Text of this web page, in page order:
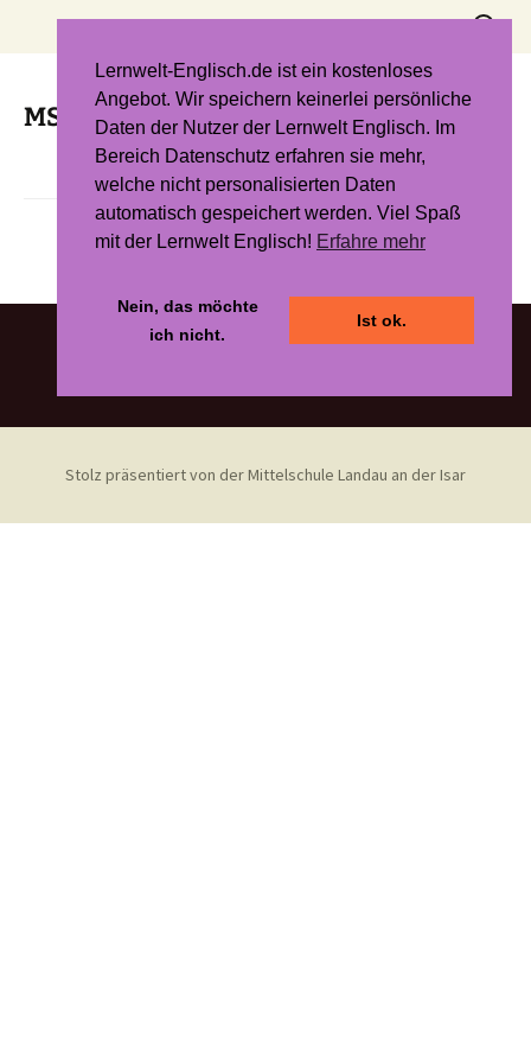
Suchen
MSL – Adventskalender 2025
Stolz präsentiert von der Mittelschule Landau an der Isar
Lernwelt-Englisch.de ist ein kostenloses
Angebot. Wir speichern keinerlei persönliche
Daten der Nutzer der Lernwelt Englisch. Im
Bereich Datenschutz erfahren sie mehr,
welche nicht personalisierten Daten
automatisch gespeichert werden. Viel Spaß
mit der Lernwelt Englisch! Erfahre mehr
Nein, das möchte
ich nicht.
Ist ok.